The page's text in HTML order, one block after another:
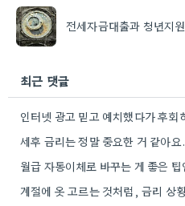
전세자금대출과 청년지
최근 댓글